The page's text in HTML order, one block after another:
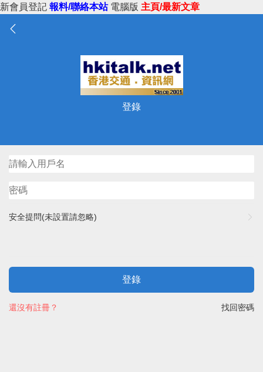
新會員登記 報料/聯絡本站 電腦版 主頁/最新文章
登錄
安全提問(未設置請忽略)
登錄
找回密碼
還沒有註冊？